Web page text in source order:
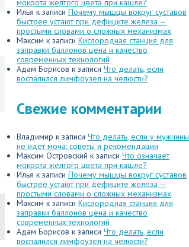
мокрота желтого цвета при кашле?
Илья к записи Почему мышцы вокруг суставов
быстрее устают при дефиците железа —
простыми словами о сложных механизмах
Максим к записи Кислородная станция для
заправки баллонов цена и качество
современных технологий
Адам Борисов к записи Что делать, если
воспалился лимфоузел на челюсти?
Свежие комментарии
Владимир к записи Что делать, если у мужчины
не идет моча: советы и рекомендации
Максим Островский к записи Что означает
мокрота желтого цвета при кашле?
Илья к записи Почему мышцы вокруг суставов
быстрее устают при дефиците железа —
простыми словами о сложных механизмах
Максим к записи Кислородная станция для
заправки баллонов цена и качество
современных технологий
Адам Борисов к записи Что делать, если
воспалился лимфоузел на челюсти?